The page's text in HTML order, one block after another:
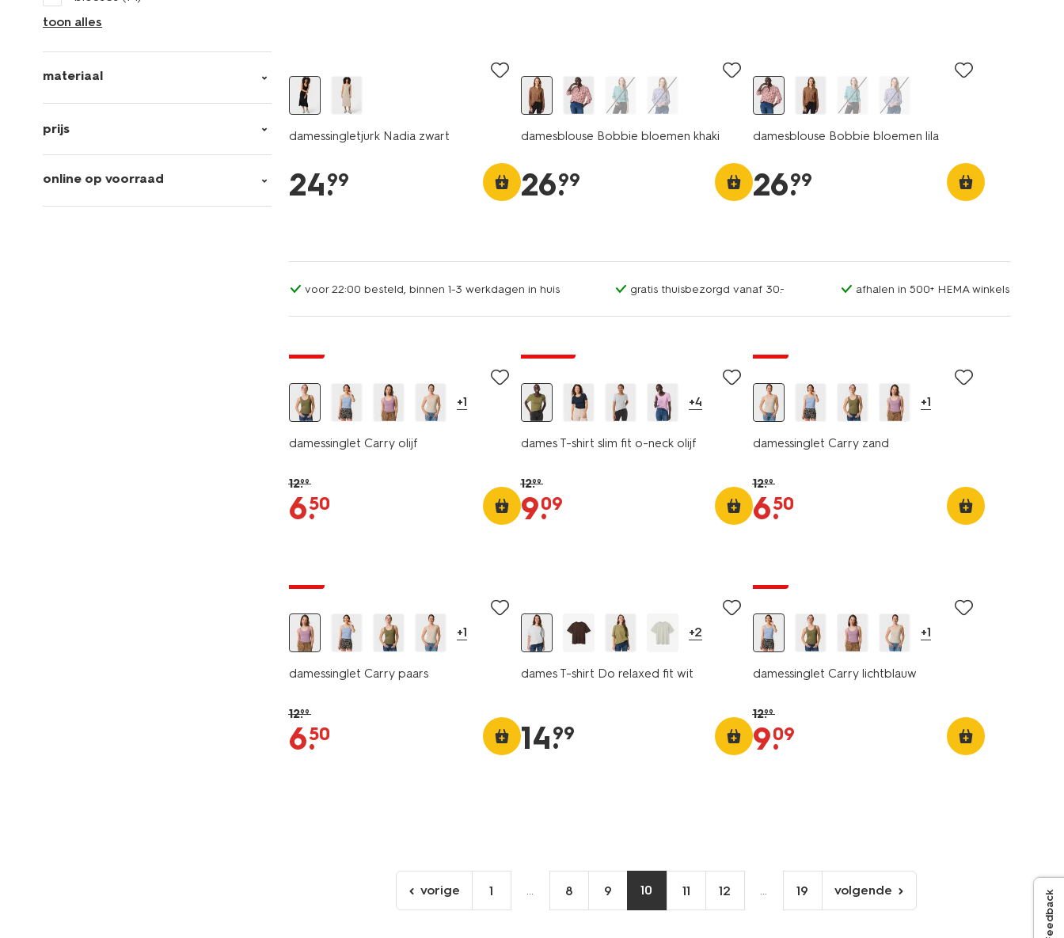
toon alles
materiaal
prijs
online op voorraad
damessingletjurk Nadia zwart
24.
99
damesblouse Bobbie bloemen khaki
26.
99
damesblouse Bobbie bloemen lila
26.
99
voor 22:00 besteld, binnen 1-3 werkdagen in huis gratis thuisbezorgd vanaf 30.- afhalen in 500+ HEMA winkels
+1
damessinglet Carry olijf
12.99
6.
50
+4
dames T-shirt slim fit o-neck olijf
12.99
9.
09
+1
damessinglet Carry zand
12.99
6.
50
+1
damessinglet Carry paars
12.99
6.
50
+2
dames T-shirt Do relaxed fit wit
14.
99
+1
damessinglet Carry lichtblauw
12.99
9.
09
ga
naar
vorige 1 ... 8 9 10 11 12 ... 19
volgende
pagina
volgende Feedback